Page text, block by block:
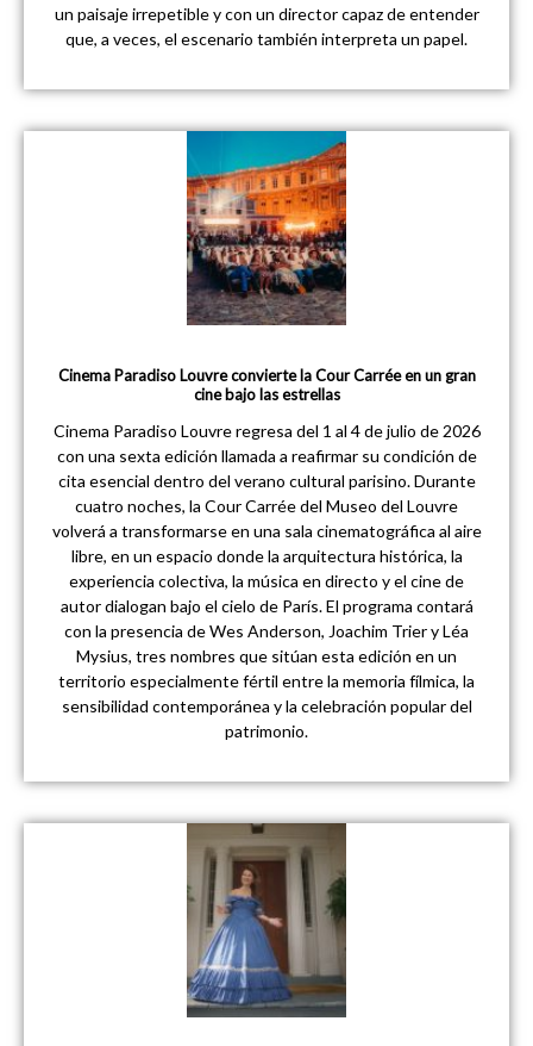
un paisaje irrepetible y con un director capaz de entender
que, a veces, el escenario también interpreta un papel.
Cinema Paradiso Louvre convierte la Cour Carrée en un gran
cine bajo las estrellas
Cinema Paradiso Louvre regresa del 1 al 4 de julio de 2026
con una sexta edición llamada a reafirmar su condición de
cita esencial dentro del verano cultural parisino. Durante
cuatro noches, la Cour Carrée del Museo del Louvre
volverá a transformarse en una sala cinematográfica al aire
libre, en un espacio donde la arquitectura histórica, la
experiencia colectiva, la música en directo y el cine de
autor dialogan bajo el cielo de París. El programa contará
con la presencia de Wes Anderson, Joachim Trier y Léa
Mysius, tres nombres que sitúan esta edición en un
territorio especialmente fértil entre la memoria fílmica, la
sensibilidad contemporánea y la celebración popular del
patrimonio.